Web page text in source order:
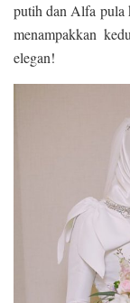
putih dan Alfa pula
menampakkan
elegan!